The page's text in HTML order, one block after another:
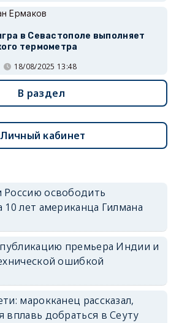
Ермаков
в Севастополе выполняет
термометра
18/08/2025 13:48
В раздел
Личный кабинет
освободить
лет американца Гилмана
премьера Индии и
ошибкой
марокканец рассказал,
вплавь добраться в Сеуту